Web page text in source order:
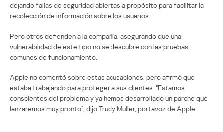
dejando fallas de seguridad abiertas a propósito para facilitar la
recolección de información sobre los usuarios.
Pero otros defienden a la compañía, asegurando que una
vulnerabilidad de este tipo no se descubre con las pruebas
comunes de funcionamiento.
Apple no comentó sobre estas acusaciones, pero afirmó que
estaba trabajando para proteger a sus clientes. “Estamos
conscientes del problema y ya hemos desarrollado un parche que
lanzaremos muy pronto”, dijo Trudy Muller, portavoz de Apple.